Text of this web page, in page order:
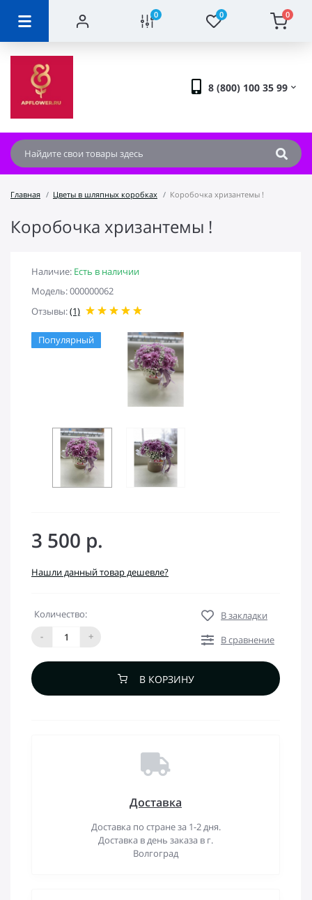
0 0 0
8 (800) 100 35 99
Главная Цветы в шляпных коробках Коробочка хризантемы !
Коробочка хризантемы !
Наличие: Есть в наличии
Модель: 000000062
Отзывы:(1)
Популярный
3 500 р.
Нашли данный товар дешевле?
Количество:
-
+
В закладки
В сравнение
В КОРЗИНУ
Доставка
Доставка по стране за 1-2 дня.
Доставка в день заказа в г.
Волгоград